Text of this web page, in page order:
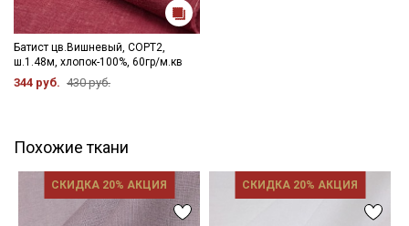
Батист цв.Вишневый, СОРТ2,
ш.1.48м, хлопок-100%, 60гр/м.кв
344 руб. 430 руб.
Похожие ткани
СКИДКА 20% АКЦИЯ СКИДКА 20% АКЦИЯ